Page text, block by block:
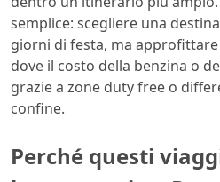
semplice: scegliere una
giorni di festa, ma
dove il costo della benzina o
grazie a zone duty free o
confine.
Perché questi